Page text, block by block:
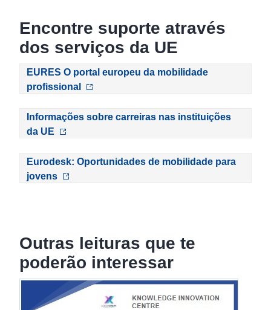
Encontre suporte através
dos serviços da UE
EURES O portal europeu da mobilidade
profissional
Informações sobre carreiras nas instituições
da UE
Eurodesk: Oportunidades de mobilidade para
jovens
Outras leituras que te
poderão interessar